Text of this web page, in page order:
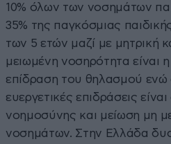
10% όλων των νοσημάτων
35% της παγκόσμιας
των 5 ετών μαζί με μητρική
μειωμένη νοσηρότητα είναι
επίδραση του θηλασμού ενώ
ευεργετικές επιδράσεις
νοημοσύνης και μείωση μη
νοσημάτων. Στην Ελλάδα